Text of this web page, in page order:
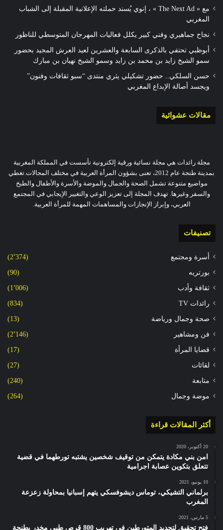
مع « The Next Ad » ، إنوي يُسند حملته الإعلانية المقبلة إلى الشباب
المغربي
نجاح جماهيري وفني كبير يكلل فعاليات المهرجان المتوسطي للناظور
أبوظبي تحتفي بالذكرى السابعة والعشرين لعيد العرش المجيد بحضور
سمو الشيخ زايد بن محمد بن زايد وسمو الشيخ نهيان بن مبارك
حسن السلكي.. حضور تشكيلي يثري منتدى “سبو ثقافات وفنون”
ويجسد أصالة الإبداع المغربي
مقالات عشوائية
مجلة رائدات هي مجلة نسائية ورقية إلكترونية تأسست في المملكة المغربية
بمدينة طنجة عام 2012، تعنى بشؤون المرأة العربية في مختلف المجالات.تغطي
مواضيع متنوعة تشمل الصحة والجمال والموضة والأسرة والأطفال والطبخ
والسفر وغيرها. تهدف المجلة إلى تعزيز الوعي والتغيير الإيجابي في المجتمع
العربي، وإبراز الإنجازات والمساهمات المهمة للمرأة العربية.
تصنيفات
أسرة ومجتمع (2٬374)
بورتريه (90)
ثقافة وأدب (1٬006)
رائدات TV (834)
صحة وجمال ورياضة (13)
فن ومشاهير (2٬146)
قضايا المرأة (17)
لقائات (27)
متابعة (240)
موضة وجمال (264)
أكثر المقالات قراءة
20 أكتوبر، 2020
امن بني مكادة يتمكن من توقيف شخصين يشتبه تورطهما في قضية
تتعلق بتكوين عصابة اجرامية
10 يونيو، 2021
برلماني التشيكي، توماس ديشوفسكي يتهم إسبانيا بمحاولة زعزعة
المغرب
5 مارس، 2021
فتح تحقيق لتحديد المتورطين في تهريب 800 قرص طبي مخدر بطنجة